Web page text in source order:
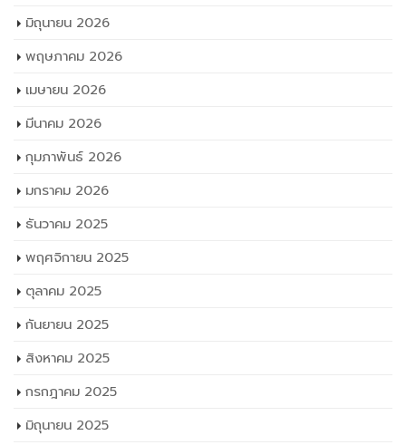
มิถุนายน 2026
พฤษภาคม 2026
เมษายน 2026
มีนาคม 2026
กุมภาพันธ์ 2026
มกราคม 2026
ธันวาคม 2025
พฤศจิกายน 2025
ตุลาคม 2025
กันยายน 2025
สิงหาคม 2025
กรกฎาคม 2025
มิถุนายน 2025